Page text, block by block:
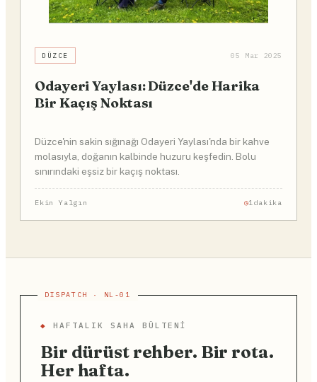
DÜZCE 05 Mar 2025
Odayeri Yaylası: Düzce'de Harika
Bir Kaçış Noktası
Düzce'nin sakin sığınağı Odayeri Yaylası'nda bir kahve
molasıyla, doğanın kalbinde huzuru keşfedin. Bolu
sınırındaki eşsiz bir kaçış noktası.
Ekin Yalgın 1dakika
◆ HAFTALIK SAHA BÜLTENI
Bir dürüst rehber. Bir rota.
Her hafta.